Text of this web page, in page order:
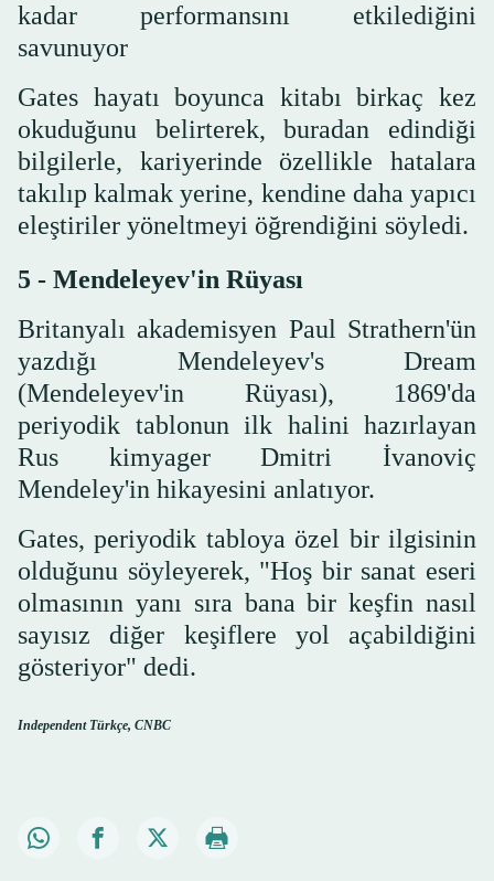
kadar performansını etkilediğini
savunuyor
Gates hayatı boyunca kitabı birkaç kez
okuduğunu belirterek, buradan edindiği
bilgilerle, kariyerinde özellikle hatalara
takılıp kalmak yerine, kendine daha yapıcı
eleştiriler yöneltmeyi öğrendiğini söyledi.
5 - Mendeleyev'in Rüyası
Britanyalı akademisyen Paul Strathern'ün
yazdığı Mendeleyev's Dream
(Mendeleyev'in Rüyası), 1869'da
periyodik tablonun ilk halini hazırlayan
Rus kimyager Dmitri İvanoviç
Mendeley'in hikayesini anlatıyor.
Gates, periyodik tabloya özel bir ilgisinin
olduğunu söyleyerek, "Hoş bir sanat eseri
olmasının yanı sıra bana bir keşfin nasıl
sayısız diğer keşiflere yol açabildiğini
gösteriyor" dedi.
Independent Türkçe, CNBC